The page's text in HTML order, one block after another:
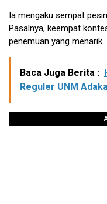
Ia mengaku sempat
Pasalnya, keempat
penemuan yang menarik.
Baca Juga Berita :
Reguler UNM